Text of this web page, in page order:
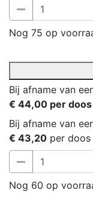
Nog 75 op
Bij afname van
€ 44,00 per doos
Bij afname van
€ 43,20 per doos
Nog 60 op